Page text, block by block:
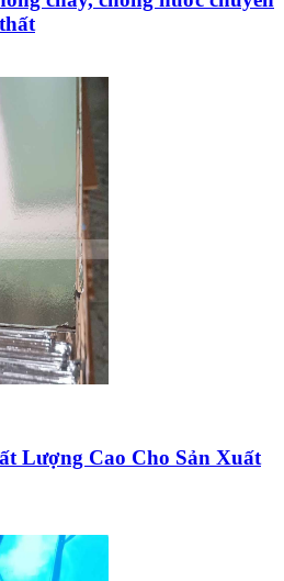
Lượng Cao Cho Sản Xuất